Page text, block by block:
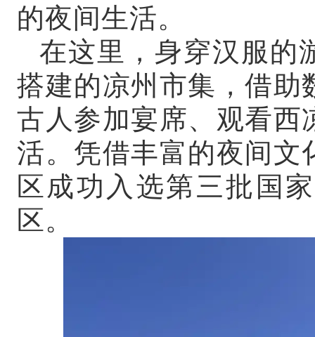
的夜间生活。
在这里，身穿汉服的
搭建的凉州市集，借助
古人参加宴席、观看西
活。凭借丰富的夜间文
区成功入选第三批国
区。